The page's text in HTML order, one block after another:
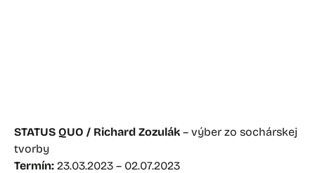
STATUS QUO / Richard Zozulák – výber zo sochárskej
tvorby
Termín: 23.03.2023 – 02.07.2023